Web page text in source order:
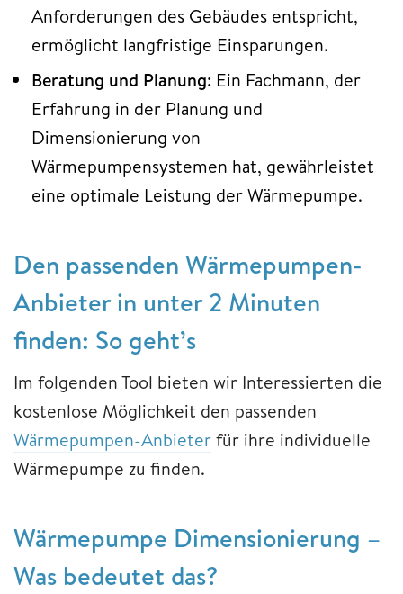
Anforderungen des Gebäudes entspricht,
ermöglicht langfristige Einsparungen.
Beratung und Planung: Ein Fachmann, der
Erfahrung in der Planung und
Dimensionierung von
Wärmepumpensystemen hat, gewährleistet
eine optimale Leistung der Wärmepumpe.
Den passenden Wärmepumpen-
Anbieter in unter 2 Minuten
finden: So geht’s
Im folgenden Tool bieten wir Interessierten die
kostenlose Möglichkeit den passenden
Wärmepumpen-Anbieterfür ihre individuelle
Wärmepumpe zu finden.
Wärmepumpe Dimensionierung –
Was bedeutet das?